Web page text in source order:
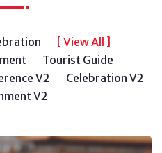
[ View All ]
Tourist Guide
Celebration V2
V2
V2